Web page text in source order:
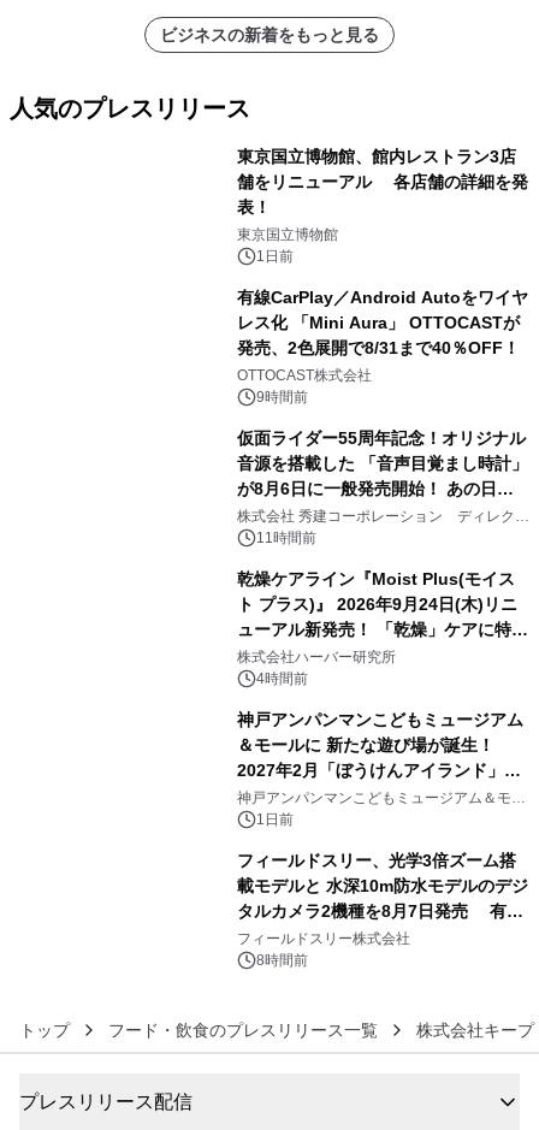
ビジネスの新着をもっと見る
人気のプレスリリース
東京国立博物館、館内レストラン3店
舗をリニューアル 各店舗の詳細を発
表！
東京国立博物館
1日前
有線CarPlay／Android Autoをワイヤ
レス化 「Mini Aura」 OTTOCASTが
発売、2色展開で8/31まで40％OFF！
OTTOCAST株式会社
9時間前
仮面ライダー55周年記念！オリジナル
音源を搭載した 「音声目覚まし時計」
が8月6日に一般発売開始！ あの日の
大興奮が今甦る
株式会社 秀建コーポレーション ディレクト
アートギャラリー
11時間前
乾燥ケアライン『Moist Plus(モイス
ト プラス)』 2026年9月24日(木)リニ
ューアル新発売！ 「乾燥」ケアに特化
し、ライン使いで潤いに満ちた肌へ
株式会社ハーバー研究所
4時間前
神戸アンパンマンこどもミュージアム
＆モールに 新たな遊び場が誕生！
2027年2月「ぼうけんアイランド」が
オープン
神戸アンパンマンこどもミュージアム＆モー
ル 1日前
フィールドスリー、光学3倍ズーム搭
載モデルと 水深10m防水モデルのデジ
タルカメラ2機種を8月7日発売 有効
約1300万画素、用途別に選べるコンデ
ジ新登場
フィールドスリー株式会社
8時間前
トップ フード・飲食のプレスリリース一覧 株式会社キー
プレスリリース配信